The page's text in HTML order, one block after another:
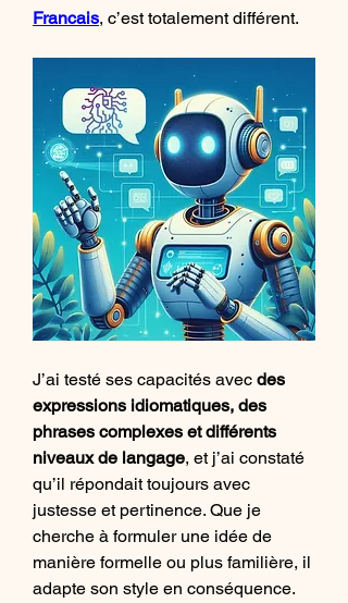
Francais, c’est totalement différent.
J’ai testé ses capacités avec des
expressions idiomatiques, des
phrases complexes et différents
niveaux de langage, et j’ai constaté
qu’il répondait toujours avec
justesse et pertinence. Que je
cherche à formuler une idée de
manière formelle ou plus familière, il
adapte son style en conséquence.